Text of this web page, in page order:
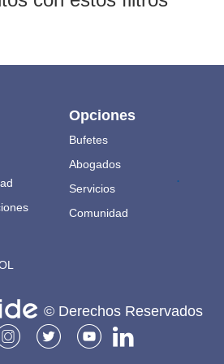
Opciones
Bufetes
Abogados
Servicios
Comunidad
.
© Derechos Reservados